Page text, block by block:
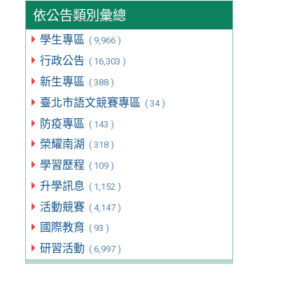
依公告類別彙總
學生專區 ( 9,966 )
行政公告 ( 16,303 )
新生專區 ( 388 )
臺北市語文競賽專區 ( 34 )
防疫專區 ( 143 )
榮耀南湖 ( 318 )
學習歷程 ( 109 )
升學訊息 ( 1,152 )
活動競賽 ( 4,147 )
國際教育 ( 93 )
研習活動 ( 6,997 )